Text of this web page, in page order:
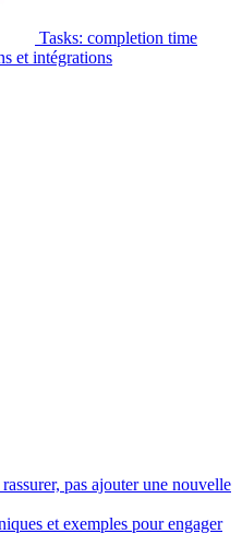
Tasks: completion time
et intégrations
pas ajouter une nouvelle
et exemples pour engager